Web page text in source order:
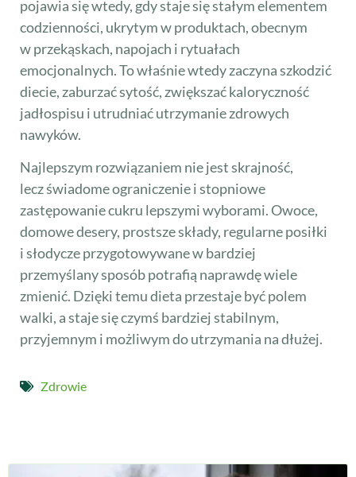
pojawia się wtedy, gdy staje się stałym elementem
codzienności, ukrytym w produktach, obecnym
w przekąskach, napojach i rytuałach
emocjonalnych. To właśnie wtedy zaczyna szkodzić
diecie, zaburzać sytość, zwiększać kaloryczność
jadłospisu i utrudniać utrzymanie zdrowych
nawyków.
Najlepszym rozwiązaniem nie jest skrajność,
lecz świadome ograniczenie i stopniowe
zastępowanie cukru lepszymi wyborami. Owoce,
domowe desery, prostsze składy, regularne posiłki
i słodycze przygotowywane w bardziej
przemyślany sposób potrafią naprawdę wiele
zmienić. Dzięki temu dieta przestaje być polem
walki, a staje się czymś bardziej stabilnym,
przyjemnym i możliwym do utrzymania na dłużej.
Zdrowie